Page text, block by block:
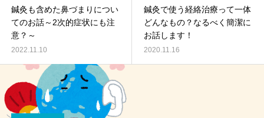
鍼灸も含めた鼻づまりについ
てのお話～2次的症状にも注
意？～
2022.11.10
鍼灸で使う経絡治療って一体
どんなもの？なるべく簡潔に
お話します！
2020.11.16